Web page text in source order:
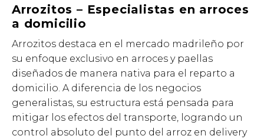
Arrozitos – Especialistas en arroces
a domicilio
Arrozitos destaca en el mercado madrileño por
su enfoque exclusivo en arroces y paellas
diseñados de manera nativa para el reparto a
domicilio. A diferencia de los negocios
generalistas, su estructura está pensada para
mitigar los efectos del transporte, logrando un
control absoluto del punto del arroz en delivery